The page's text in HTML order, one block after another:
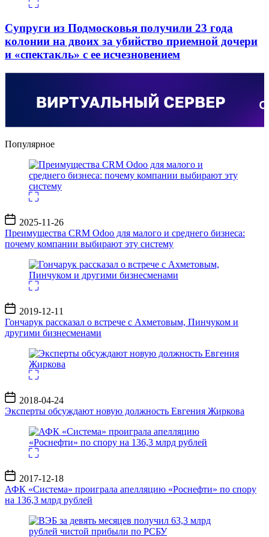
Супруги из Подмосковья получили 23 года
колонии на двоих за убийство приемной дочери
и «спектакль» с ее исчезновением
Популярное
Дата
записи
2025-11-26
Преимущества CRM Odoo для малого и среднего бизнеса:
почему компании выбирают эту систему
Дата
записи
2019-12-11
Гончарук рассказал о встрече с Ахметовым, Пинчуком и
другими бизнесменами
Дата
записи
2018-04-24
Эксперты обсуждают новую должность Евгения Жиркова
Дата
записи
2017-12-18
АФК «Система» проиграла апелляцию «Роснефти» по спору
на 136,3 млрд рублей